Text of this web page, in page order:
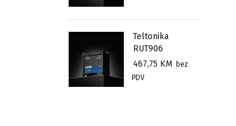
Teltonika
RUT906
467,75 KM bez
PDV